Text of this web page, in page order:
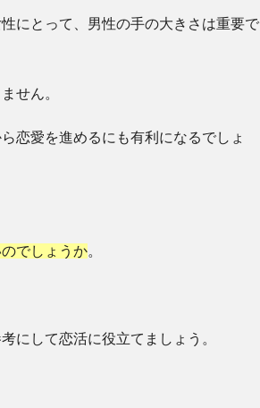
にとって、男性の手の大きさは重要で
せん。
恋愛を進めるにも有利になるでしょ
でしょうか。
にして恋活に役立てましょう。